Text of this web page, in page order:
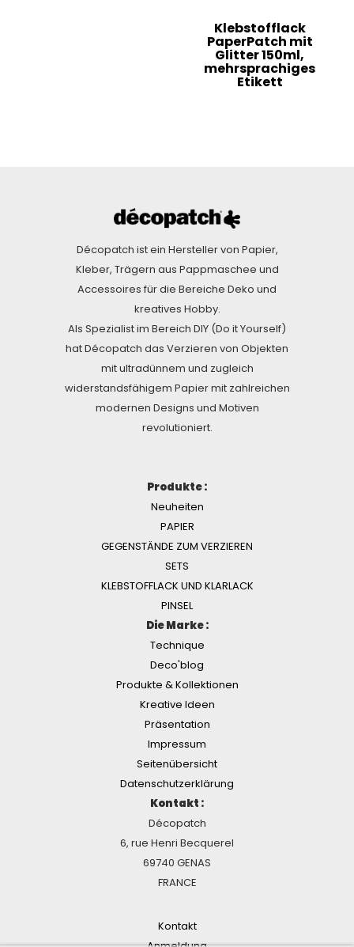
Klebstofflack
PaperPatch mit
Glitter 150ml,
mehrsprachiges
Etikett
Décopatch ist ein Hersteller von Papier,
Kleber, Trägern aus Pappmaschee und
Accessoires für die Bereiche Deko und
kreatives Hobby.
Als Spezialist im Bereich DIY (Do it Yourself)
hat Décopatch das Verzieren von Objekten
mit ultradünnem und zugleich
widerstandsfähigem Papier mit zahlreichen
modernen Designs und Motiven
revolutioniert.
Produkte :
Neuheiten
PAPIER
GEGENSTÄNDE ZUM VERZIEREN
SETS
KLEBSTOFFLACK UND KLARLACK
PINSEL
Die Marke :
Technique
Deco'blog
Produkte & Kollektionen
Kreative Ideen
Präsentation
Impressum
Seitenübersicht
Datenschutzerklärung
Kontakt :
Décopatch
6, rue Henri Becquerel
69740 GENAS
FRANCE
Kontakt